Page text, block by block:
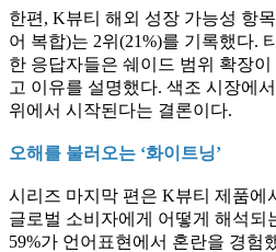
한편, K뷰티 해외 성장 가능성 항
어 복합)는 2위(21%)를 기록했다.
한 응답자들은 쉐이드 범위 확장
고 이유를 설명했다. 색조 시장에
위에서 시작된다는 결론이다.
오해를 불러오는 ‘화이트닝’
시리즈 마지막 편은 K뷰티 제품에
글로벌 소비자에게 어떻게 해석되
59%가 언어표현에서 혼란을 경험